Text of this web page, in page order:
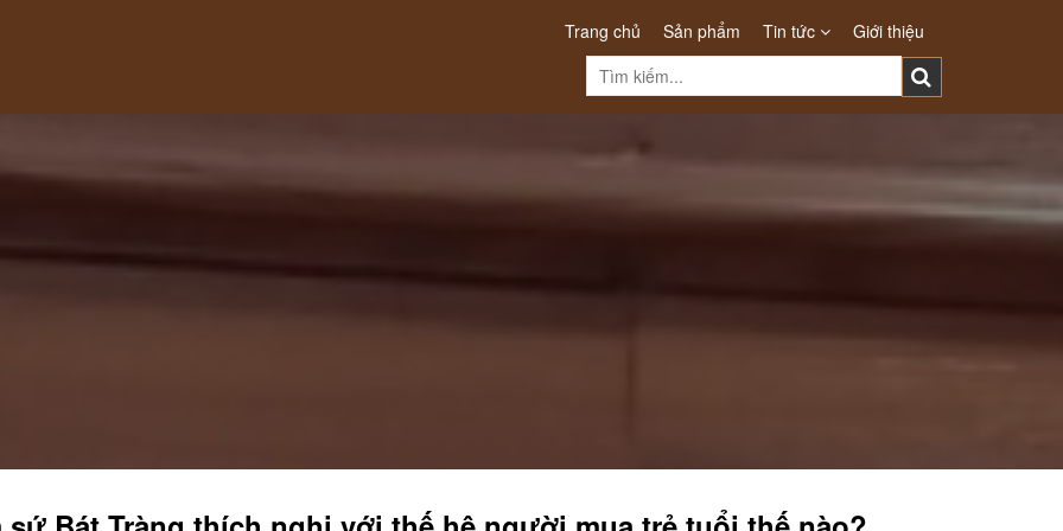
Trang chủ Sản phẩm Tin tức Giới thiệu